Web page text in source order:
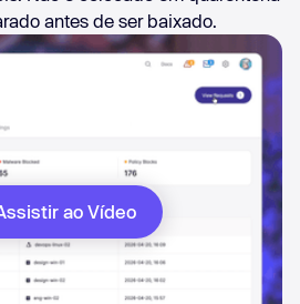
antes de ser baixado.
ao Vídeo